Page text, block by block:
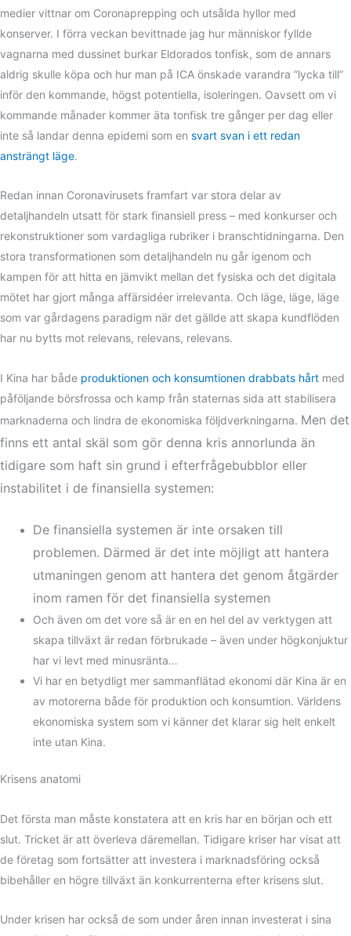
medier vittnar om Coronaprepping och utsålda hyllor med
konserver. I förra veckan bevittnade jag hur människor fyllde
vagnarna med dussinet burkar Eldorados tonfisk, som de annars
aldrig skulle köpa och hur man på ICA önskade varandra ”lycka till”
inför den kommande, högst potentiella, isoleringen. Oavsett om vi
kommande månader kommer äta tonfisk tre gånger per dag eller
inte så landar denna epidemi som en svart svan i ett redan
ansträngt läge.
Redan innan Coronavirusets framfart var stora delar av
detaljhandeln utsatt för stark finansiell press – med konkurser och
rekonstruktioner som vardagliga rubriker i branschtidningarna. Den
stora transformationen som detaljhandeln nu går igenom och
kampen för att hitta en jämvikt mellan det fysiska och det digitala
mötet har gjort många affärsidéer irrelevanta. Och läge, läge, läge
som var gårdagens paradigm när det gällde att skapa kundflöden
har nu bytts mot relevans, relevans, relevans.
I Kina har både produktionen och konsumtionen drabbats hårt med
påföljande börsfrossa och kamp från staternas sida att stabilisera
marknaderna och lindra de ekonomiska följdverkningarna. Men det
finns ett antal skäl som gör denna kris annorlunda än
tidigare som haft sin grund i efterfrågebubblor eller
instabilitet i de finansiella systemen:
De finansiella systemen är inte orsaken till
problemen. Därmed är det inte möjligt att hantera
utmaningen genom att hantera det genom åtgärder
inom ramen för det finansiella systemen
Och även om det vore så är en en hel del av verktygen att
skapa tillväxt är redan förbrukade – även under högkonjuktur
har vi levt med minusränta…
Vi har en betydligt mer sammanflätad ekonomi där Kina är en
av motorerna både för produktion och konsumtion. Världens
ekonomiska system som vi känner det klarar sig helt enkelt
inte utan Kina.
Krisens anatomi
Det första man måste konstatera att en kris har en början och ett
slut. Tricket är att överleva däremellan. Tidigare kriser har visat att
de företag som fortsätter att investera i marknadsföring också
bibehåller en högre tillväxt än konkurrenterna efter krisens slut.
Under krisen har också de som under åren innan investerat i sina